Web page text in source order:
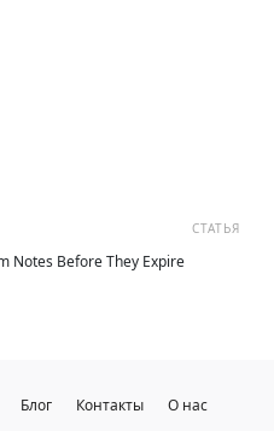
СТАТЬЯ
Notes Before They Expire
Блог Контакты О нас